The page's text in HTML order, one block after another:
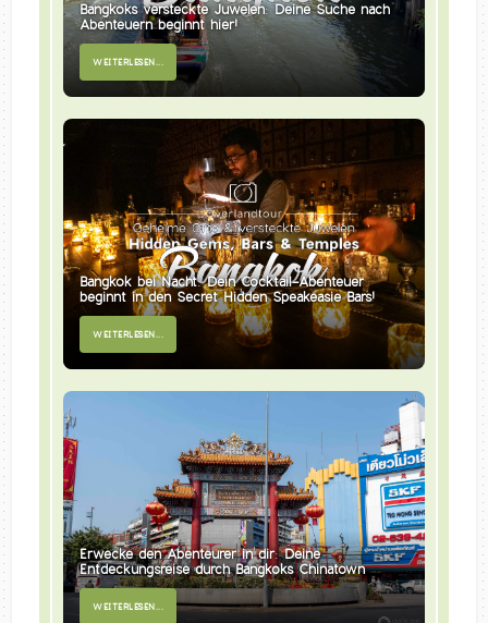
Bangkoks versteckte Juwelen: Deine Suche nach
Abenteuern beginnt hier!
WEITERLESEN...
Bangkok bei Nacht: Dein Cocktail-Abenteuer
beginnt in den Secret Hidden Speakeasie Bars!
WEITERLESEN...
Erwecke den Abenteurer in dir: Deine
Entdeckungsreise durch Bangkoks Chinatown
WEITERLESEN...